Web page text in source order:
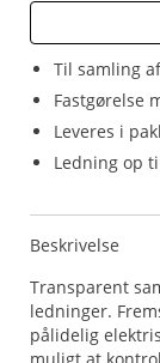
Til samling
Fastgørelse
Leveres i
Ledning op
Beskrivelse
Transparent
ledninger.
pålidelig